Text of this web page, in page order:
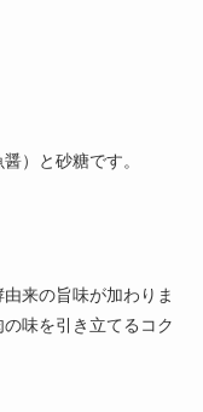
）と砂糖です。
来の旨味が加わりま
味を引き立てるコク